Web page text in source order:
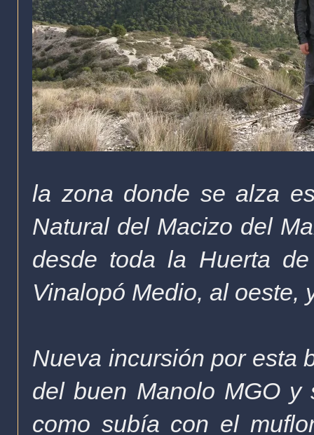
la zona donde se alza
Natural del Macizo del
desde toda la Huerta
Vinalopó Medio, al oeste,
Nueva incursión por esta
del buen Manolo MGO y
como subía con el